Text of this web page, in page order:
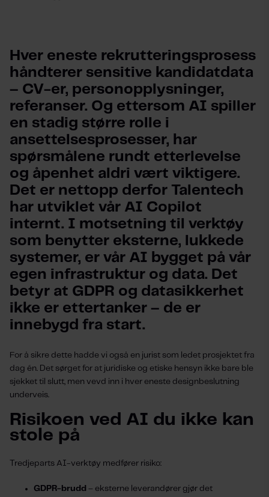
Hver eneste rekrutteringsprosess
håndterer sensitive kandidatdata
– CV-er, personopplysninger,
referanser. Og ettersom AI spiller
en stadig større rolle i
ansettelsesprosesser, har
spørsmålene rundt etterlevelse
og åpenhet aldri vært viktigere.
Det er nettopp derfor Talentech
har utviklet vår AI Copilot
internt. I motsetning til verktøy
som benytter eksterne, lukkede
systemer, er vår AI bygget på vår
egen infrastruktur og data. Det
betyr at GDPR og datasikkerhet
ikke er ettertanker – de er
innebygd fra start.
For å sikre dette hadde vi også en jurist som ledet prosjektet fra
dag én. Det sørget for at juridiske og etiske hensyn ikke bare ble
sjekket til slutt, men vevd inn i hver eneste designbeslutning
underveis.
Risikoen ved AI du ikke kan
stole på
Tredjeparts AI-verktøy medfører risiko:
GDPR-brudd – eksterne leverandører gjør det